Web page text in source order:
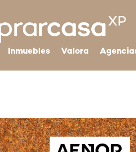
Inmuebles Valora